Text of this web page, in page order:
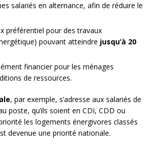
salariés en alternance, afin de réduire le
préférentiel pour des travaux
pouvant atteindre jusqu’à 20
financier pour les ménages
de ressources.
, par exemple, s’adresse aux salariés de
poste, qu’ils soient en CDI, CDD ou
les logements énergivores classés
devenue une priorité nationale.